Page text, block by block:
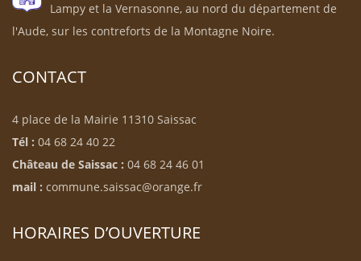
Lampy et la Vernasonne, au nord du département de
l'Aude, sur les contreforts de la Montagne Noire.
CONTACT
4 place de la Mairie 11310 Saissac
Tél : 04 68 24 40 22
Château de Saissac : 04 68 24 46 01
mail : commune.saissac@orange.fr
HORAIRES D’OUVERTURE